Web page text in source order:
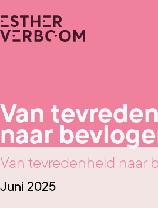
Van
naar
Van tevredenheid naar
Juni 2025